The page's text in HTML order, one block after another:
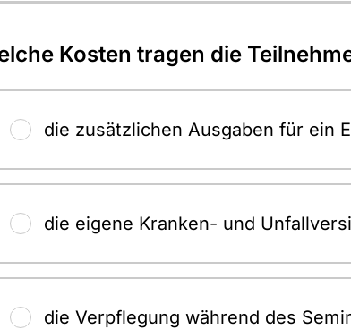
Kosten tragen die
die zusätzlichen Ausgaben für ein
die eigene Kranken- und
die Verpflegung während des